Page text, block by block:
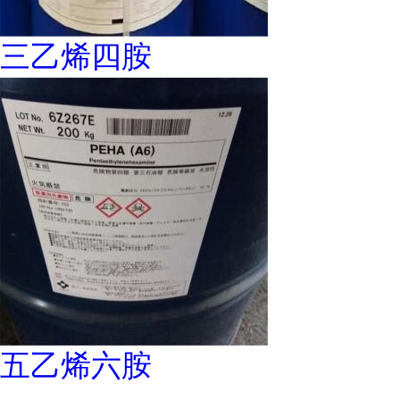
三乙烯四胺
五乙烯六胺